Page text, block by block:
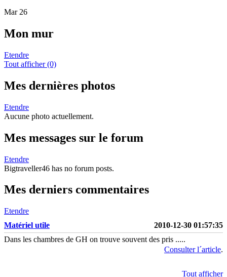
Mar 26
Mon mur
Etendre
Tout afficher (0)
Mes dernières photos
Etendre
Aucune photo actuellement.
Mes messages sur le forum
Etendre
Bigtraveller46 has no forum posts.
Mes derniers commentaires
Etendre
Matériel utile
2010-12-30 01:57:35
Dans les chambres de GH on trouve souvent des pris .....
Consulter l´article.
Tout afficher